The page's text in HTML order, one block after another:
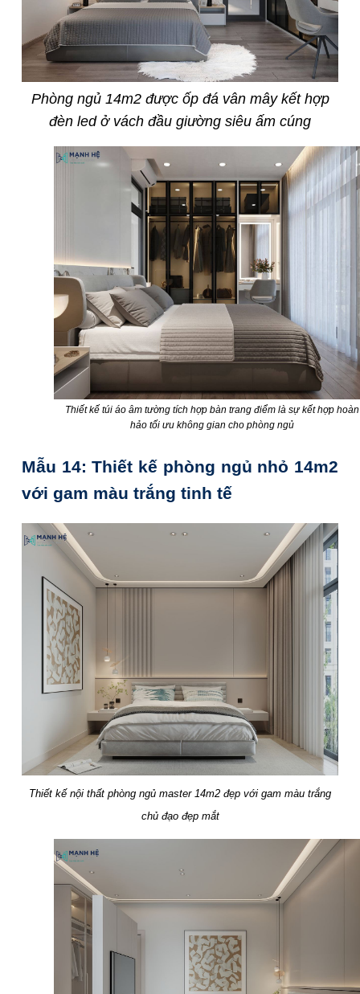
Phòng ngủ 14m2 được ốp đá vân mây kết hợp
đèn led ở vách đầu giường siêu ấm cúng
Thiết kế túi áo âm tường tích hợp bàn trang điểm là sự kết hợp hoàn
hảo tối ưu không gian cho phòng ngủ
Mẫu 14: Thiết kế phòng ngủ nhỏ 14m2
với gam màu trắng tinh tế
Thiết kế nội thất phòng ngủ master 14m2 đẹp với gam màu trắng
chủ đạo đẹp mắt